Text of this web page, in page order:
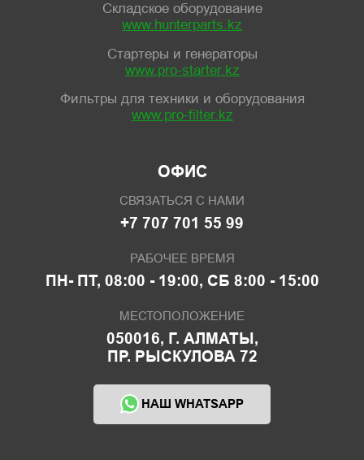
Складское оборудование
www.hunterparts.kz
Стартеры и генераторы
www.pro-starter.kz
Фильтры для техники и оборудования
www.pro-filter.kz
ОФИС
СВЯЗАТЬСЯ С НАМИ
+7 707 701 55 99
РАБОЧЕЕ ВРЕМЯ
ПН- ПТ, 08:00 - 19:00, СБ 8:00 - 15:00
МЕСТОПОЛОЖЕНИЕ
050016, Г. АЛМАТЫ,
ПР. РЫСКУЛОВА 72
НАШ WHATSAPP